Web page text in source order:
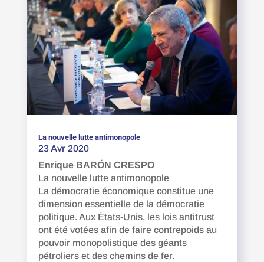
La nouvelle lutte antimonopole
23 Avr 2020
Enrique BARÓN CRESPO
La nouvelle lutte antimonopole
La démocratie économique constitue une
dimension essentielle de la démocratie
politique. Aux États-Unis, les lois antitrust
ont été votées afin de faire contrepoids au
pouvoir monopolistique des géants
pétroliers et des chemins de fer.